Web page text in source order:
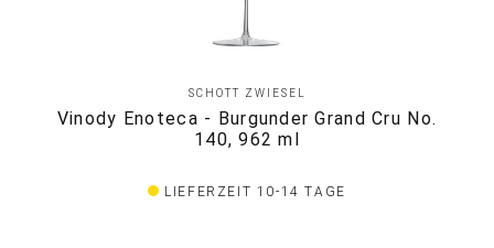
SCHOTT ZWIESEL
Vinody Enoteca - Burgunder Grand Cru No.
140, 962 ml
LIEFERZEIT 10-14 TAGE